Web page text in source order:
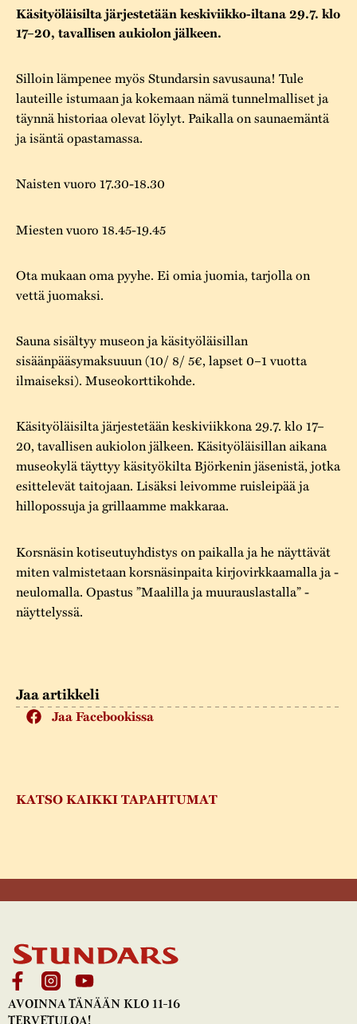
Vaellusreitti
Kestävä kehitys
Turvallisuus
Varaa tilat
Jarl Hemmer
Rakennukset
Museokokoelmat
Museopedagogiikka
YSTÄVÄT
Vuosikertomukset
Vuoden Gunnar
Jaa artikkeli
Jaa Facebookissa
KATSO KAIKKI TAPAHTUMAT
Käsityöläisilta järjestetään keskiviikko-iltana 29.7. klo
17–20, tavallisen aukiolon jälkeen.
Silloin lämpenee myös Stundarsin savusauna! Tule
lauteille istumaan ja kokemaan nämä tunnelmalliset ja
täynnä historiaa olevat löylyt. Paikalla on saunaemäntä
ja isäntä opastamassa.
Naisten vuoro 17.30-18.30
Miesten vuoro 18.45-19.45
Ota mukaan oma pyyhe. Ei omia juomia, tarjolla on
vettä juomaksi.
Sauna sisältyy museon ja käsityöläisillan
sisäänpääsymaksuuun (10/ 8/ 5€, lapset 0–1 vuotta
ilmaiseksi). Museokorttikohde.
Käsityöläisilta järjestetään keskiviikkona 29.7. klo 17–
20, tavallisen aukiolon jälkeen. Käsityöläisillan aikana
museokylä täyttyy käsityökilta Björkenin jäsenistä, jotka
esittelevät taitojaan. Lisäksi leivomme ruisleipää ja
hillopossuja ja grillaamme makkaraa.
Korsnäsin kotiseutuyhdistys on paikalla ja he näyttävät
miten valmistetaan korsnäsinpaita kirjovirkkaamalla ja -
neulomalla. Opastus ”Maalilla ja muurauslastalla” -
näyttelyssä.
AVOINNA TÄNÄÄN KLO 11-16
TERVETULOA!